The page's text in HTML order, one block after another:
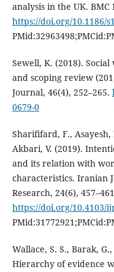
analysis in the UK.
https://doi.org/10.1186/
Sewell, K. (2018).
and scoping review
Journal, 46(4), 252–265.
0679-0
Sharififard, F.,
Akbari, V. (2019).
and its relation with
characteristics. Iranian
Research, 24(6),
https://doi.org/10.4103/
Wallace, S. S., Barak,
Hierarchy of evidence